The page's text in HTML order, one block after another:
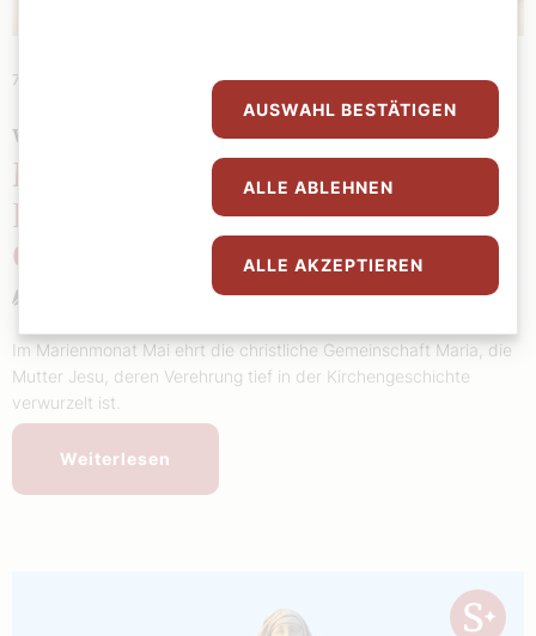
7. Mai 2024
WAS WIR DER KIRCHE VERDANKEN
Marienmonat Mai:
Ehrengedenken an die
Gottesgebärerin
Im Marienmonat Mai ehrt die christliche Gemeinschaft Maria, die
Mutter Jesu, deren Verehrung tief in der Kirchengeschichte
verwurzelt ist.
Weiterlesen
AUSWAHL BESTÄTIGEN
ALLE ABLEHNEN
ALLE AKZEPTIEREN